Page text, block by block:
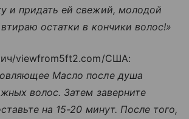
и придать ей свежий, молодой
остатки в кончики волос!»
viewfrom5ft2.com/США:
Масло после душа
волос. Затем заверните
на 15-20 минут. После того,